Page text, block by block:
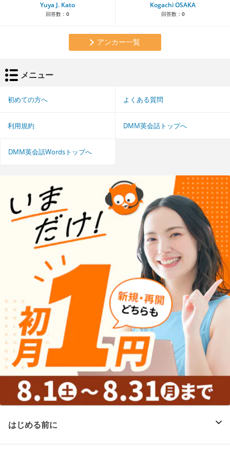
Yuya J. Kato
回答数： 0
Kogachi OSAKA
回答数： 0
アンカー一覧
メニュー
初めての方へ よくある質問
利用規約 DMM英会話トップへ
DMM英会話Wordsトップへ
はじめる前に